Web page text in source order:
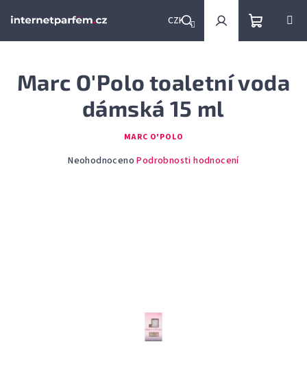
CZK
Hledat PřihlášeníNákupní
košík
Marc O'Polo toaletní voda
dámská 15 ml
MARC O'POLO
Průměrné
Neohodnoceno Podrobnosti hodnocení